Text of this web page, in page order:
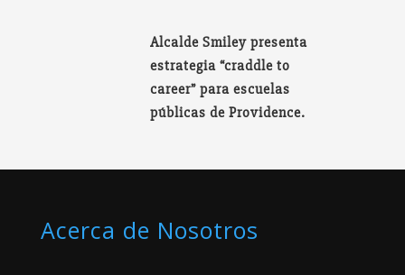
Alcalde Smiley presenta
estrategia “craddle to
career” para escuelas
públicas de Providence.
Acerca de Nosotros